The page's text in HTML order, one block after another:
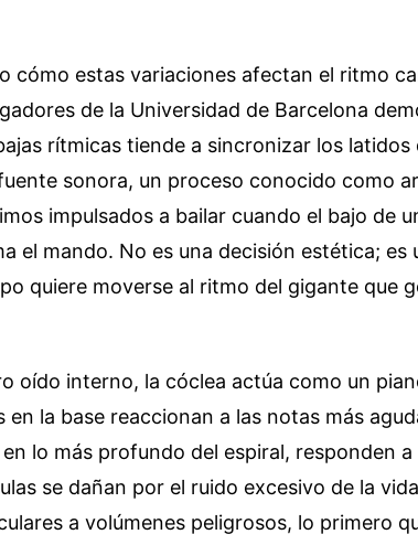
cómo estas variaciones afectan el ritmo
de la Universidad de Barcelona
rítmicas tiende a sincronizar los latidos
sonora, un proceso conocido como
impulsados a bailar cuando el bajo de
el mando. No es una decisión estética; es
quiere moverse al ritmo del gigante que
oído interno, la cóclea actúa como un
la base reaccionan a las notas más
lo más profundo del espiral, responden
se dañan por el ruido excesivo de la
a volúmenes peligrosos, lo primero